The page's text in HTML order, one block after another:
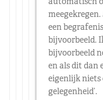
een
bijvoorbeeld.
bijvoorbeeld
en als dit dan
eigenlijk niets
gelegenheid’.